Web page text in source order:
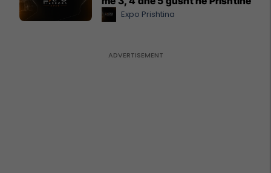
Expo Prishtina